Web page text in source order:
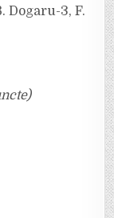
Dogaru-3, F.